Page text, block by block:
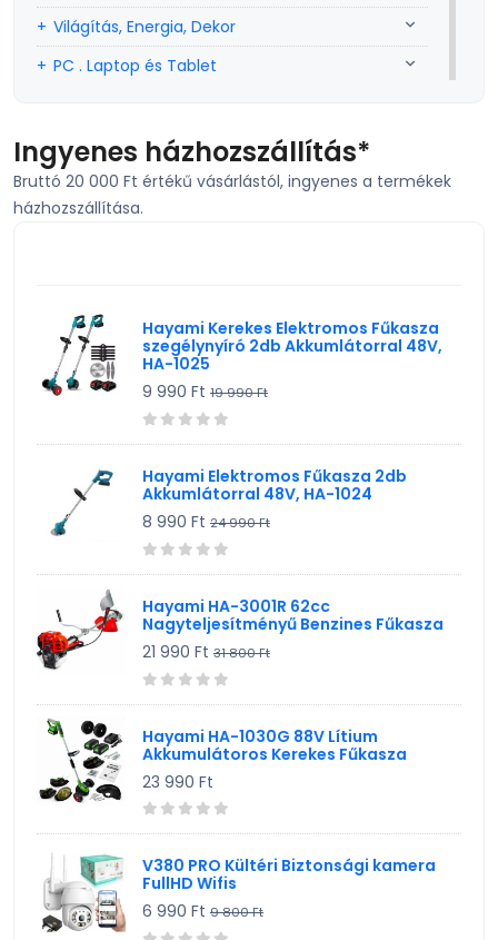
Világítás, Energia, Dekor
PC . Laptop és Tablet
Szerszám, Barkácsolás
Telefon, Okos eszköz, GPS
TV, Szórakoztató elekt, HiFi
Ingyenes házhozszállítás*
Bruttó 20 000 Ft értékű vásárlástól, ingyenes a termékek
házhozszállítása.
Hayami Kerekes Elektromos Fűkasza
szegélynyíró 2db Akkumlátorral 48V,
HA-1025
9 990 Ft 19 990 Ft
Hayami Elektromos Fűkasza 2db
Akkumlátorral 48V, HA-1024
8 990 Ft 24 990 Ft
Hayami HA-3001R 62cc
Nagyteljesítményű Benzines Fűkasza
21 990 Ft 31 800 Ft
Hayami HA-1030G 88V Lítium
Akkumulátoros Kerekes Fűkasza
23 990 Ft
V380 PRO Kültéri Biztonsági kamera
FullHD Wifis
6 990 Ft 9 800 Ft